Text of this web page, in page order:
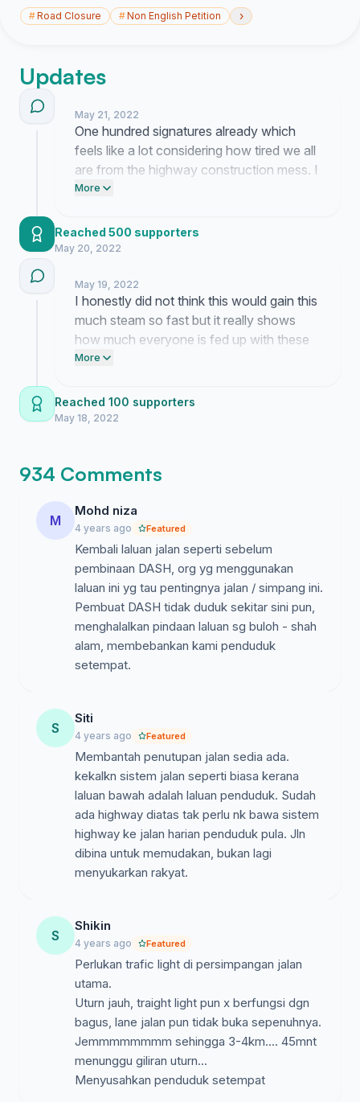
#Road Closure #Non English Petition ›
Updates
May 21, 2022
One hundred signatures already which
feels like a lot considering how tired we all
are from the highway construction mess. I
just stared at the screen for a minute
people really do get how annoying this
closure is for us.
More
Reached 500 supporters
May 20, 2022
May 19, 2022
I honestly did not think this would gain this
much steam so fast but it really shows
how much everyone is fed up with these
constant road closures. Seeing all these
daily route to school makes me feel like
maybe we actually have a shot at fixing
More
Reached 100 supporters
May 18, 2022
934 Comments
M
Mohd niza
4 years ago Featured
Kembali laluan jalan seperti sebelum
pembinaan DASH, org yg menggunakan
laluan ini yg tau pentingnya jalan / simpang ini.
Pembuat DASH tidak duduk sekitar sini pun,
menghalalkan pindaan laluan sg buloh - shah
alam, membebankan kami penduduk
setempat.
S
Siti
4 years ago Featured
Membantah penutupan jalan sedia ada.
kekalkn sistem jalan seperti biasa kerana
laluan bawah adalah laluan penduduk. Sudah
ada highway diatas tak perlu nk bawa sistem
highway ke jalan harian penduduk pula. Jln
dibina untuk memudakan, bukan lagi
menyukarkan rakyat.
S
Shikin
4 years ago Featured
Perlukan trafic light di persimpangan jalan
utama.
Uturn jauh, traight light pun x berfungsi dgn
bagus, lane jalan pun tidak buka sepenuhnya.
Jemmmmmmmm sehingga 3-4km.... 45mnt
menunggu giliran uturn...
Menyusahkan penduduk setempat